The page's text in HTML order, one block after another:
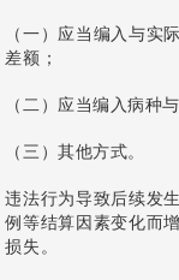
（一）应当编入与实
差额；
（二）应当编入病种
（三）其他方式。
违法行为导致后续发
例等结算因素变化而
损失。